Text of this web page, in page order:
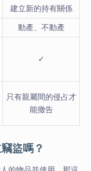
建立新的持有關係
動產、不動產
✓
只有親屬間的侵占才
能撤告
盜嗎？